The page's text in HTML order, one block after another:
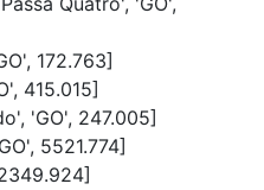
172.763]
415.015]
'GO', 247.005]
5521.774]